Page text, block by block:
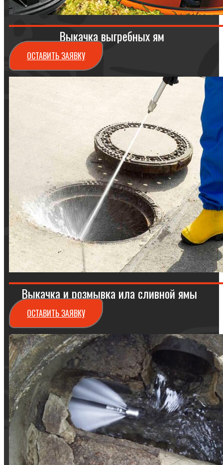
Выкачка выгребных ям
ОСТАВИТЬ ЗАЯВКУ
Выкачка и розмывка ила сливной ямы
ОСТАВИТЬ ЗАЯВКУ